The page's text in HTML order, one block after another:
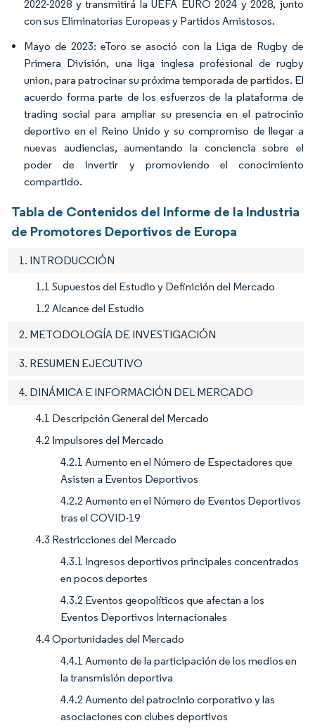
2022-2028 y transmitirá la UEFA EURO 2024 y 2028, junto
con sus Eliminatorias Europeas y Partidos Amistosos.
Mayo de 2023: eToro se asoció con la Liga de Rugby de
Primera División, una liga inglesa profesional de rugby
union, para patrocinar su próxima temporada de partidos. El
acuerdo forma parte de los esfuerzos de la plataforma de
trading social para ampliar su presencia en el patrocinio
deportivo en el Reino Unido y su compromiso de llegar a
nuevas audiencias, aumentando la conciencia sobre el
poder de invertir y promoviendo el conocimiento
compartido.
Tabla de Contenidos del Informe de la Industria
de Promotores Deportivos de Europa
1. INTRODUCCIÓN
1.1 Supuestos del Estudio y Definición del Mercado
1.2 Alcance del Estudio
2. METODOLOGÍA DE INVESTIGACIÓN
3. RESUMEN EJECUTIVO
4. DINÁMICA E INFORMACIÓN DEL MERCADO
4.1 Descripción General del Mercado
4.2 Impulsores del Mercado
4.2.1 Aumento en el Número de Espectadores que
Asisten a Eventos Deportivos
4.2.2 Aumento en el Número de Eventos Deportivos
tras el COVID-19
4.3 Restricciones del Mercado
4.3.1 Ingresos deportivos principales concentrados
en pocos deportes
4.3.2 Eventos geopolíticos que afectan a los
Eventos Deportivos Internacionales
4.4 Oportunidades del Mercado
4.4.1 Aumento de la participación de los medios en
la transmisión deportiva
4.4.2 Aumento del patrocinio corporativo y las
asociaciones con clubes deportivos